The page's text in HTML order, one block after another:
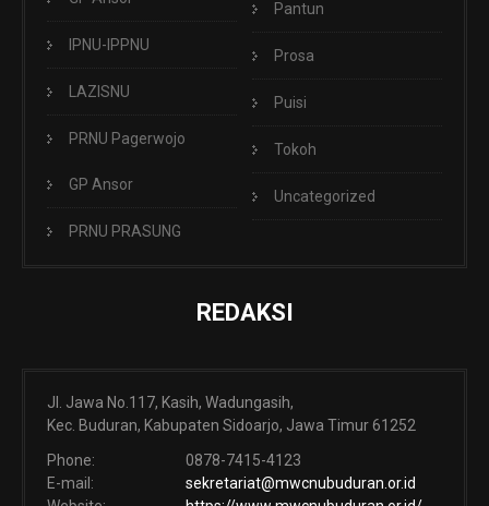
IPNU-IPPNU
LAZISNU
PRNU Pagerwojo
GP Ansor
PRNU PRASUNG
Pantun
Prosa
Puisi
Tokoh
Uncategorized
REDAKSI
Jl. Jawa No.117, Kasih, Wadungasih,
Kec. Buduran, Kabupaten Sidoarjo, Jawa Timur 61252
Phone:
0878-7415-4123
E-mail:
sekretariat@mwcnubuduran.or.id